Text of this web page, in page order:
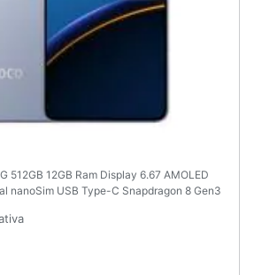
512GB 12GB Ram Display 6.67 AMOLED
nanoSim USB Type-C Snapdragon 8 Gen3